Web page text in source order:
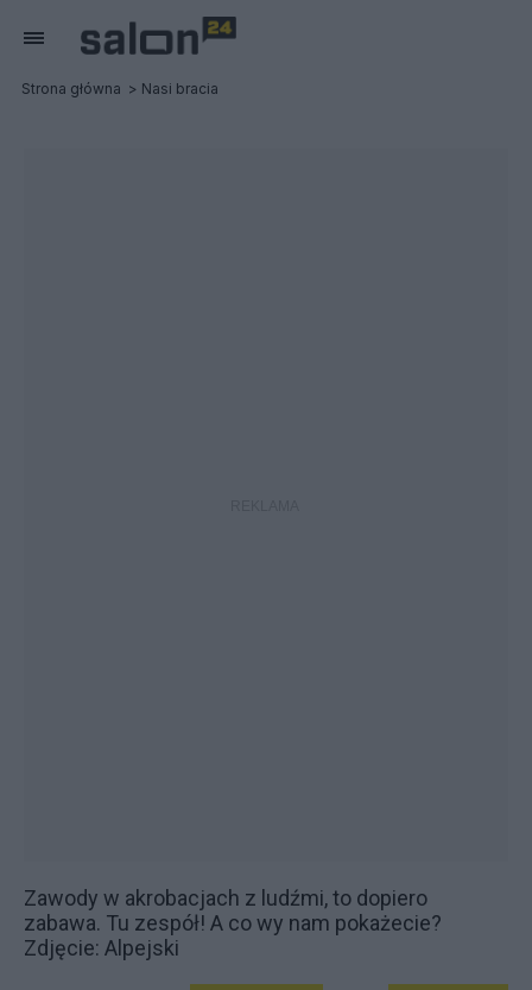
Strona główna Nasi bracia
Zawody w akrobacjach z ludźmi, to dopiero
zabawa. Tu zespół! A co wy nam pokażecie?
Zdjęcie: Alpejski